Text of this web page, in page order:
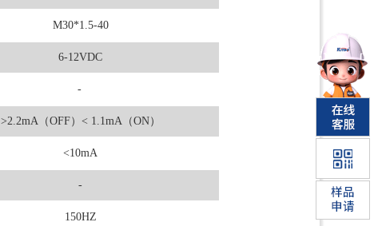
M30*1.5-40
6-12VDC
-
>2.2mA（OFF）< 1.1mA（ON）
<10mA
-
150HZ